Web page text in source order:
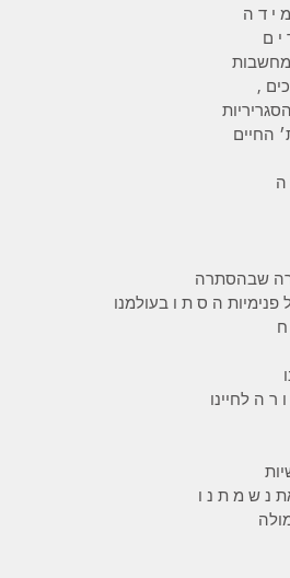
י ד ה
י ם
,
החיים
ה
שבהסתרה
ה ס ת ו בעולמנו
ח
ר ה לחיינו
נ ש מ ת נ ו